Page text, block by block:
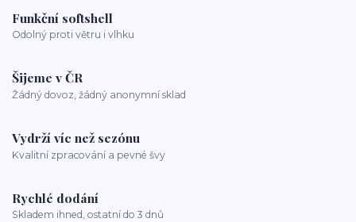
Funkční softshell
Odolný proti větru i vlhku
Šijeme v ČR
Žádný dovoz, žádný anonymní sklad
Vydrží víc než sezónu
Kvalitní zpracování a pevné švy
Rychlé dodání
Skladem ihned, ostatní do 3 dnů